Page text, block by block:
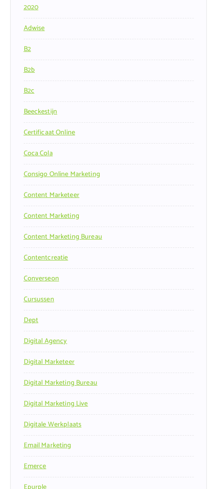
2020
Adwise
B2
B2b
B2c
Beeckestijn
Certificaat Online
Coca Cola
Consigo Online Marketing
Content Marketeer
Content Marketing
Content Marketing Bureau
Contentcreatie
Converseon
Cursussen
Dept
Digital Agency
Digital Marketeer
Digital Marketing Bureau
Digital Marketing Live
Digitale Werkplaats
Email Marketing
Emerce